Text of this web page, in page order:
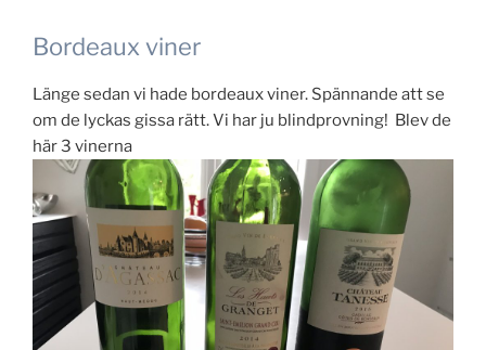
Bordeaux viner
Länge sedan vi hade bordeaux viner. Spännande att se
om de lyckas gissa rätt. Vi har ju blindprovning! Blev de
här 3 vinerna